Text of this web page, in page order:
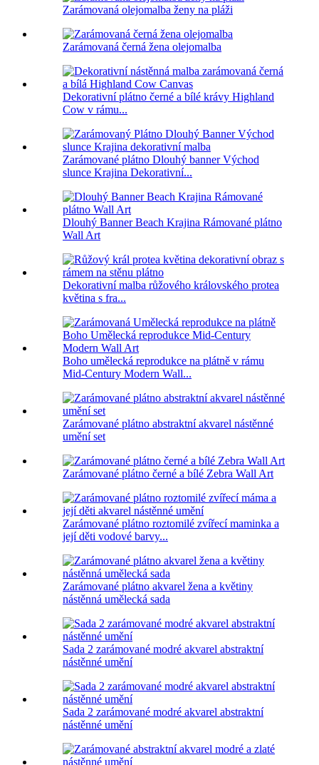
Zarámovaná olejomalba ženy na pláži
Zarámovaná černá žena olejomalba
Dekorativní plátno černé a bílé krávy Highland
Cow v rámu...
Zarámované plátno Dlouhý banner Východ
slunce Krajina Dekorativní...
Dlouhý Banner Beach Krajina Rámované plátno
Wall Art
Dekorativní malba růžového královského protea
květina s fra...
Boho umělecká reprodukce na plátně v rámu
Mid-Century Modern Wall...
Zarámované plátno abstraktní akvarel nástěnné
umění set
Zarámované plátno černé a bílé Zebra Wall Art
Zarámované plátno roztomilé zvířecí maminka a
její děti vodové barvy...
Zarámované plátno akvarel žena a květiny
nástěnná umělecká sada
Sada 2 zarámované modré akvarel abstraktní
nástěnné umění
Sada 2 zarámované modré akvarel abstraktní
nástěnné umění